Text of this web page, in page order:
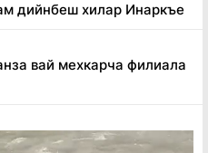
дийнбеш хилар Инаркъе
вай мехкарча филиала